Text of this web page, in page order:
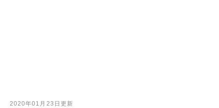
2020年01月23日更新